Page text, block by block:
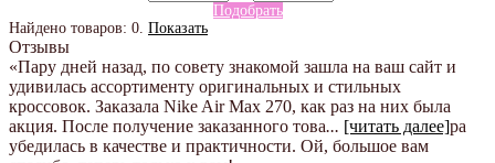
Подобрать
Найдено товаров: 0. Показать
Отзывы
«Пару дней назад, по совету знакомой зашла на ваш сайт и
удивилась ассортименту оригинальных и стильных
кроссовок. Заказала Nike Air Max 270, как раз на них была
акция. После получение заказанного това... [читать далее]ра
убедилась в качестве и практичности. Ой, большое вам